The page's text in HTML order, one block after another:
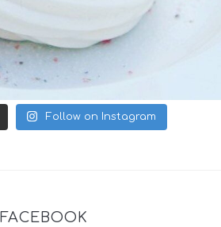
Follow on Instagram
FACEBOOK